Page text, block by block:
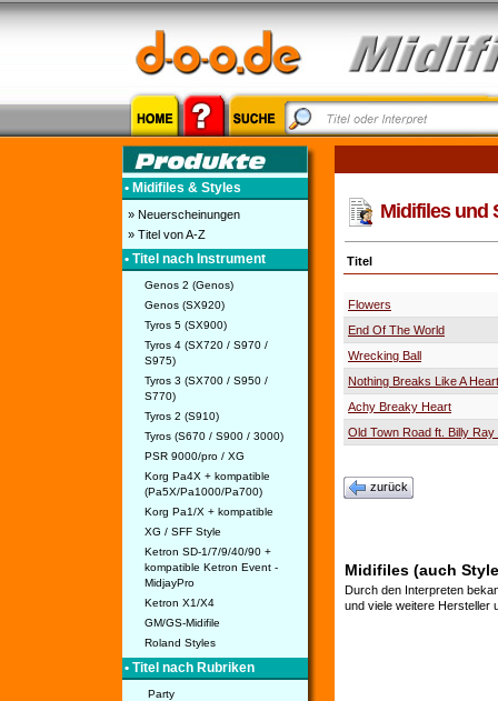
• Midifiles & Styles
» Neuerscheinungen
» Titel von A-Z
• Titel nach Instrument
Genos 2 (Genos)
Genos (SX920)
Tyros 5 (SX900)
Tyros 4 (SX720 / S970 /
S975)
Tyros 3 (SX700 / S950 /
S770)
Tyros 2 (S910)
Tyros (S670 / S900 / 3000)
PSR 9000/pro / XG
Korg Pa4X + kompatible
(Pa5X/Pa1000/Pa700)
Korg Pa1/X + kompatible
XG / SFF Style
Ketron SD-1/7/9/40/90 +
kompatible Ketron Event -
MidjayPro
Ketron X1/X4
GM/GS-Midifile
Roland Styles
• Titel nach Rubriken
Party
Midifiles und
Titel
Flowers
End Of The World
Wrecking Ball
Nothing Breaks Like A Heart
Achy Breaky Heart
Old Town Road ft. Billy
zurück
Midifiles (auch
Durch den Interpreten
und viele weitere Hersteller